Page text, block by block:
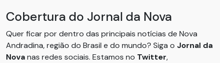
Cobertura do Jornal da Nova
Quer ficar por dentro das principais notícias de Nova
Andradina, região do Brasil e do mundo? Siga o Jornal da
Novanas redes sociais. Estamos no Twitter,